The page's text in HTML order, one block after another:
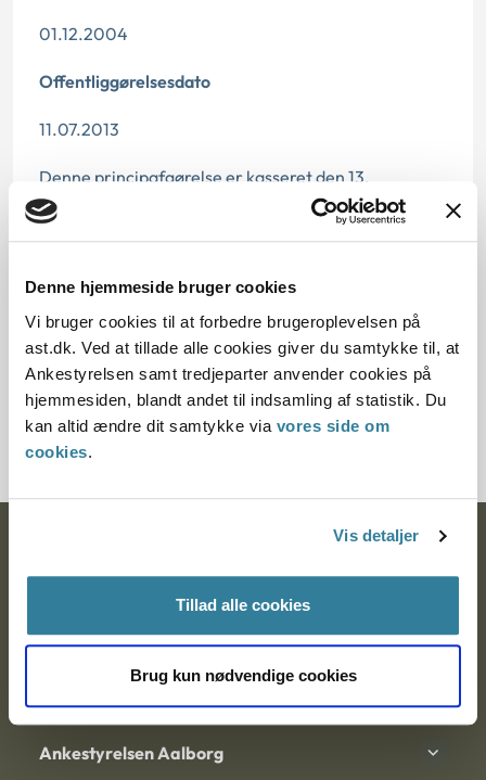
Denne hjemmeside bruger cookies
Vi bruger cookies til at forbedre brugeroplevelsen på
ast.dk. Ved at tillade alle cookies giver du samtykke til, at
Ankestyrelsen samt tredjeparter anvender cookies på
hjemmesiden, blandt andet til indsamling af statistik. Du
kan altid ændre dit samtykke via vores side om
cookies.
Vis detaljer
Tillad alle cookies
Brug kun nødvendige cookies
01.12.2004
Offentliggørelsesdato
11.07.2013
Denne principafgørelse er kasseret den 13.
december 2019, da den er erstattet af
principafgørelse 88-19.
Paragraf
§ 13 § 10 § 36d § 21
Journalnummer
7000194-04
Nytorv 7, 2. sal
9000 Aalborg
Ankestyrelsen Aalborg